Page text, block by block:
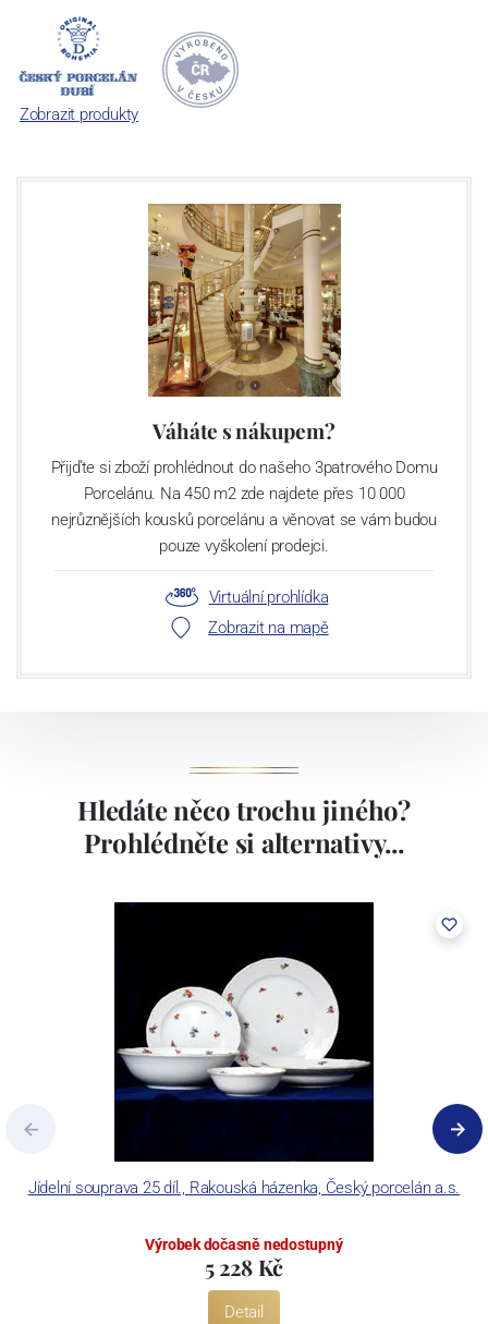
Dnes, kdy čtete tento úvod, nese firma název
počet jeho dílů v cibulovém provedení je 850 tvarů. Tyto výrobky
jsou garantovány Asociací sklářského a keramického průmyslu
České republiky jako „
Český výrobek
Zobrazit produkty
Váháte s nákupem?
Přijďte si zboží prohlédnout do našeho 3patrového Domu
Porcelánu. Na 450 m2 zde najdete přes 10 000
nejrůznějších kousků porcelánu a věnovat se vám budou
pouze vyškolení prodejci.
Virtuální prohlídka
Zobrazit na mapě
Hledáte něco trochu jiného?
Prohlédněte si alternativy...
Jídelní souprava 25 díl., Rakouská házenka, Český porcelán a.s.
Výrobek dočasně nedostupný
5 228 Kč
Detail